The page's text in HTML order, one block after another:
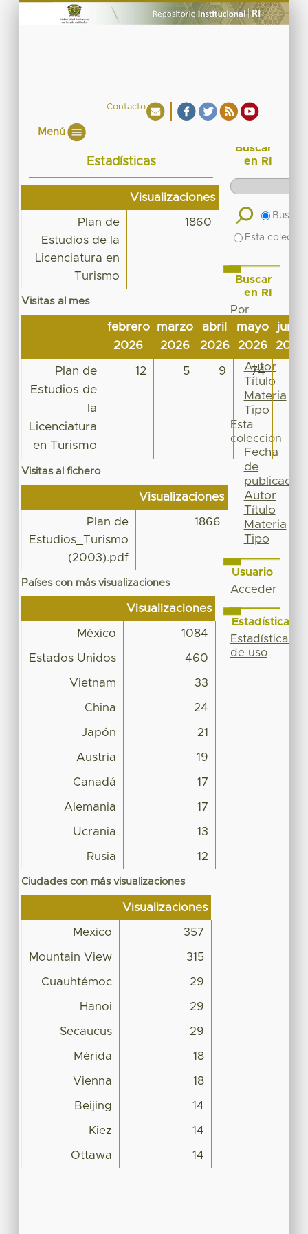
Contacto
Menú
Estadísticas
Visualizaciones
Plan de
Estudios de la
Licenciatura en
Turismo
1860
Visitas al mes
febrero
2026
marzo
2026
abril
2026
mayo
2026
junio
2026
Plan de
Estudios de
la
Licenciatura
en Turismo
12 5 9 74
Visitas al fichero
Visualizaciones
Plan de
Estudios_Turismo
(2003).pdf
1866
Países con más visualizaciones
Visualizaciones
México 1084
Estados Unidos 460
Vietnam 33
China 24
Japón 21
Austria 19
Canadá 17
Alemania 17
Ucrania 13
Rusia 12
Ciudades con más visualizaciones
Visualizaciones
Mexico 357
Mountain View 315
Cuauhtémoc 29
Hanoi 29
Secaucus 29
Mérida 18
Vienna 18
Beijing 14
Kiez 14
Ottawa 14
Buscar
en RI
Buscar
Esta
Buscar
en RI
Por
Fecha
de
publicación
Autor
Título
Materia
Tipo
Esta
colección
Fecha
de
publicación
Autor
Título
Materia
Tipo
Usuario
Acceder
Estadísticas
Estadísticas
de uso